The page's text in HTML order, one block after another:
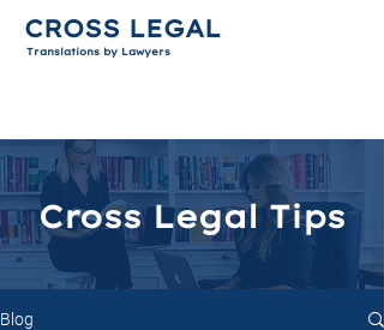
Translations by Lawyers
CROSS LEGAL
Cross Legal Tips
Blog